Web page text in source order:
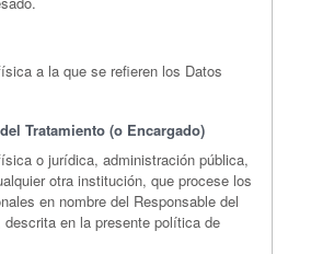
a la que se refieren los Datos
Tratamiento (o Encargado)
o jurídica, administración pública,
otra institución, que procese los
en nombre del Responsable del
descrita en la presente política de